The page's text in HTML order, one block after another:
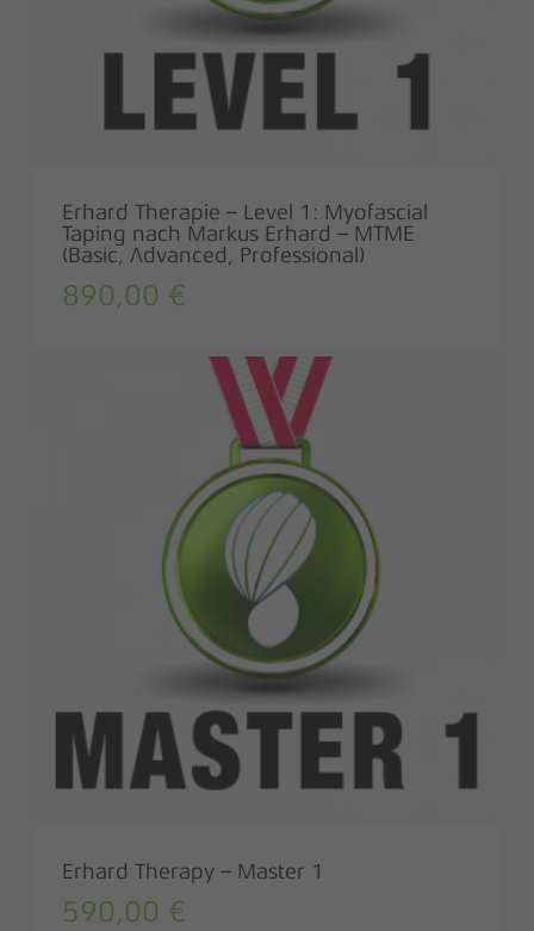
Erhard Therapie – Level 1: Myofascial
Taping nach Markus Erhard – MTME
(Basic, Advanced, Professional)
890,00 €
Erhard Therapy – Master 1
590,00 €